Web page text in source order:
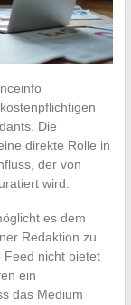
Die
direkte Rolle in
der von
wird.
es dem
Redaktion zu
nicht bietet
ein
das Medium